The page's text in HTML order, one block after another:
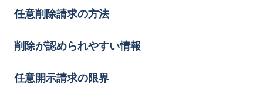
任意削除請求の方法
削除が認められやすい情報
任意開示請求の限界